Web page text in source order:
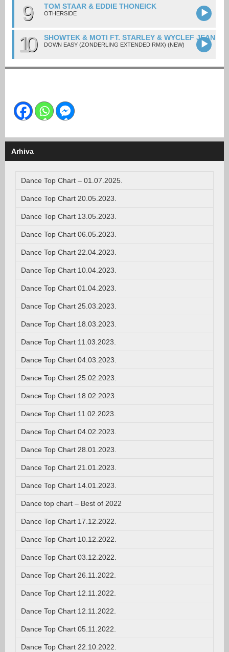
9 TOM STAAR & EDDIE THONEICK
OTHERSIDE
10 SHOWTEK & MOTI FT. STARLEY & WYCLEF JEAN
DOWN EASY (ZONDERLING EXTENDED RMX) (NEW)
Arhiva
Dance Top Chart – 01.07.2025.
Dance Top Chart 20.05.2023.
Dance Top Chart 13.05.2023.
Dance Top Chart 06.05.2023.
Dance Top Chart 22.04.2023.
Dance Top Chart 10.04.2023.
Dance Top Chart 01.04.2023.
Dance Top Chart 25.03.2023.
Dance Top Chart 18.03.2023.
Dance Top Chart 11.03.2023.
Dance Top Chart 04.03.2023.
Dance Top Chart 25.02.2023.
Dance Top Chart 18.02.2023.
Dance Top Chart 11.02.2023.
Dance Top Chart 04.02.2023.
Dance Top Chart 28.01.2023.
Dance Top Chart 21.01.2023.
Dance Top Chart 14.01.2023.
Dance top chart – Best of 2022
Dance Top Chart 17.12.2022.
Dance Top Chart 10.12.2022.
Dance Top Chart 03.12.2022.
Dance Top Chart 26.11.2022.
Dance Top Chart 12.11.2022.
Dance Top Chart 12.11.2022.
Dance Top Chart 05.11.2022.
Dance Top Chart 22.10.2022.